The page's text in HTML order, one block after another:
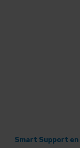
Smart Support